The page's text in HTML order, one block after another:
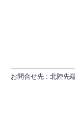
お問合せ先 : 北陸先